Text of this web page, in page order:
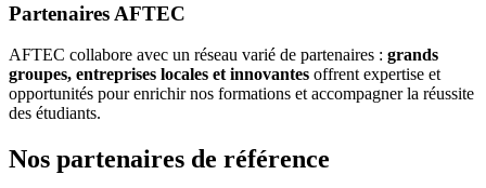
Partenaires AFTEC
AFTEC collabore avec un réseau varié de partenaires : grands
groupes, entreprises locales et innovantes offrent expertise et
opportunités pour enrichir nos formations et accompagner la réussite
des étudiants.
Nos partenaires de référence